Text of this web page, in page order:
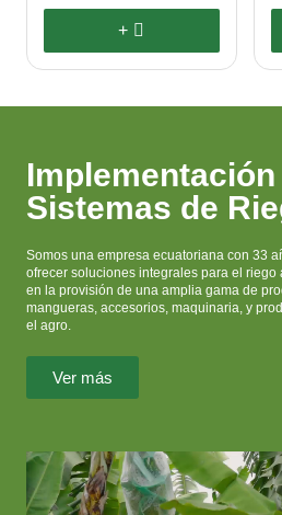
+
Implementación
Sistemas de
Somos una empresa ecuatoriana con 33
ofrecer soluciones integrales para el
en la provisión de una amplia gama de
mangueras, accesorios, maquinaria, y
el agro.
Ver más